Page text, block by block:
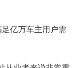
亿万车主用户需